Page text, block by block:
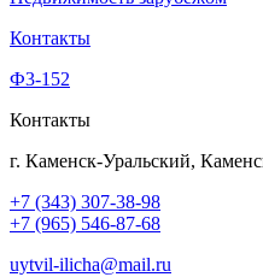
Контакты
Ф3-152
Контакты
г. Каменск-Уральский,
+7 (343) 307-38-98
+7 (965) 546-87-68
uytvil-ilicha@mail.ru